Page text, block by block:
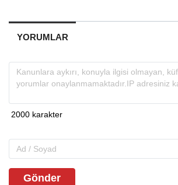
YORUMLAR
Gönder